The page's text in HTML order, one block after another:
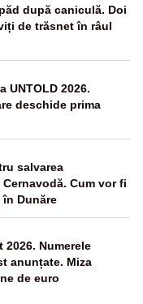
după caniculă. Doi
de trăsnet în râul
UNTOLD 2026.
deschide prima
salvarea
Cum vor fi
Dunăre
2026. Numerele
anunțate. Miza
de euro